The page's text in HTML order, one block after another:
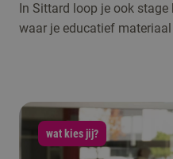
In Sittard loop je ook
waar je educatief
wat kies jij?